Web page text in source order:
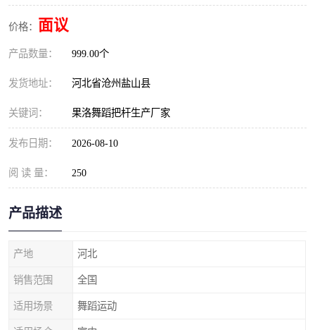
价格： 面议
产品数量： 999.00个
发货地址： 河北省沧州盐山县
关键词： 果洛舞蹈把杆生产厂家
发布日期： 2026-08-10
阅 读 量： 250
产品描述
产地 河北
销售范围 全国
适用场景 舞蹈运动